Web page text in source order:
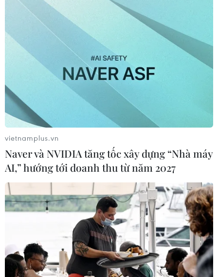
vietnamplus.vn
Naver và NVIDIA tăng tốc xây dựng “Nhà máy
AI,” hướng tới doanh thu từ năm 2027